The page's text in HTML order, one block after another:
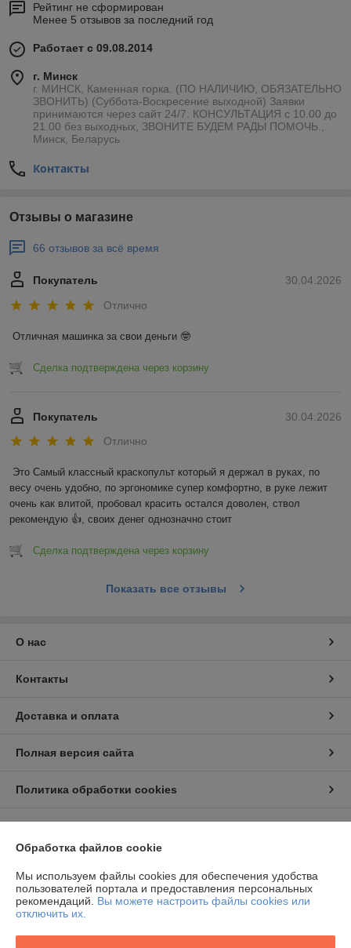
Рейтинг не сформирован
Менее 5 отзывов за последний год
Работает с 09.08.2014
г. Минск
г. МИНСК, Каменная горка. (ПО НАЛИЧИЮ, ОБЯЗАТЕЛЬНО
ЗВОНИТЬ) (Суббота-Воскресение выходной) Заявки
принимаются через сайт 24/7. КОНСУЛЬТАЦИЯ с 10.00 до
21.00 без выходных, ЗВОНИТЕ БУДЕМ РАДЫ ПОМОЧЬ.,
Минск, Беларусь
Контакты
Отзывы о магазине
66 отзывов за всё время
30.04.2026
Покупатель
Отлично
Отличная машинка за свои деньги 🤓
Сделка подтверждена через корзину
30.04.2026
Покупатель
Отлично
Это Самый классный краскопульт который я держал в руках, по
весу очень удобно, по эргономике супер комфортно, в руке лежит
очень как влитой, пробовал красить остался доволен, ствол
рекомендую 👍, своих денег однозначно стоит
Сделка подтверждена через корзину
Показать все отзывы
О нас
Контакты
Доставка и оплата
Полная версия сайта
Политика обработки cookies
Обработка файлов cookie
Мы используем файлы cookies для обеспечения удобства
пользователей портала и предоставления персональных
рекомендаций. Вы можете настроить файлы cookies или
отключить их.